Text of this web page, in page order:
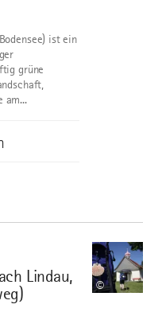
ist ein
grüne
am...
Lindau,
©